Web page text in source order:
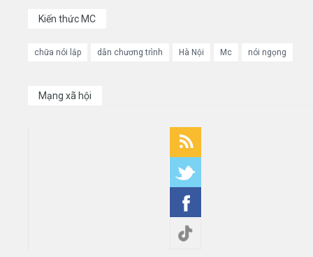
Kiến thức MC
chữa nói lắp dẫn chương trình Hà Nội Mc nói ngọng
Mạng xã hội